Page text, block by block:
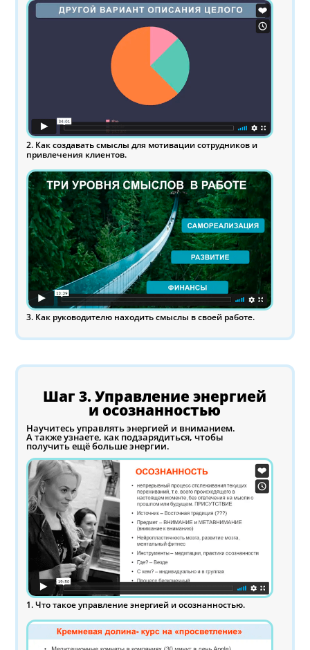
2. Как создавать смыслы для мотивации сотрудников и
привлечения клиентов.
3. Как руководителю находить смыслы в своей работе.
Шаг 3. Управление энергией
и осознанностью
Научитесь управлять энергией и вниманием.
А также узнаете, как подзарядиться, чтобы
получить ещё больше энергии.
1. Что такое управление энергией и осознанностью.